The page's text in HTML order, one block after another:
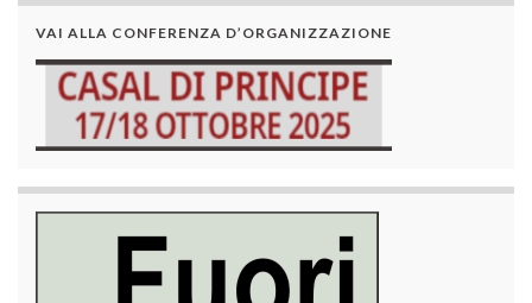
VAI ALLA CONFERENZA D’ORGANIZZAZIONE